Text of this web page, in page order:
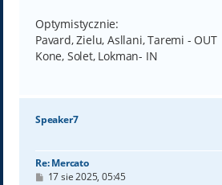
Optymistycznie:
Pavard, Zielu, Asllani, Taremi - OUT
Kone, Solet, Lokman- IN
Speaker7
Re: Mercato
P17 sie 2025, 05:45